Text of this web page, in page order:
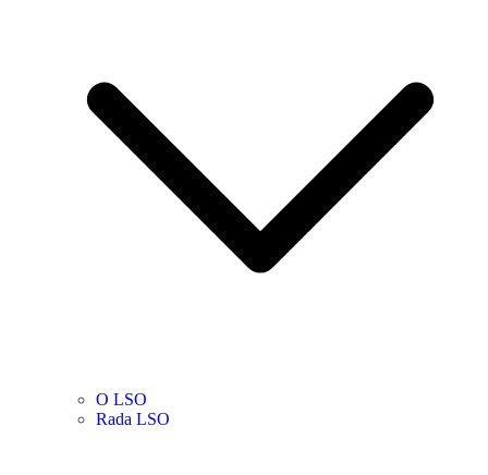
O LSO
Rada LSO